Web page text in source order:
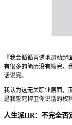
『我会循循善诱地调动
有很多的简历没有筛完，
话说完。
我认为这无关职业层面，
是我誓死捍卫你说话的权利
人生派HR：不完全否